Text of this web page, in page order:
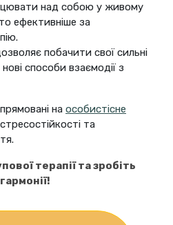
над собою у живому
ефективніше за
побачити свої сильні
способи взаємодії з
на особистісне
та
терапії та зробіть